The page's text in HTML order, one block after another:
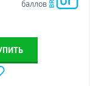
баллов